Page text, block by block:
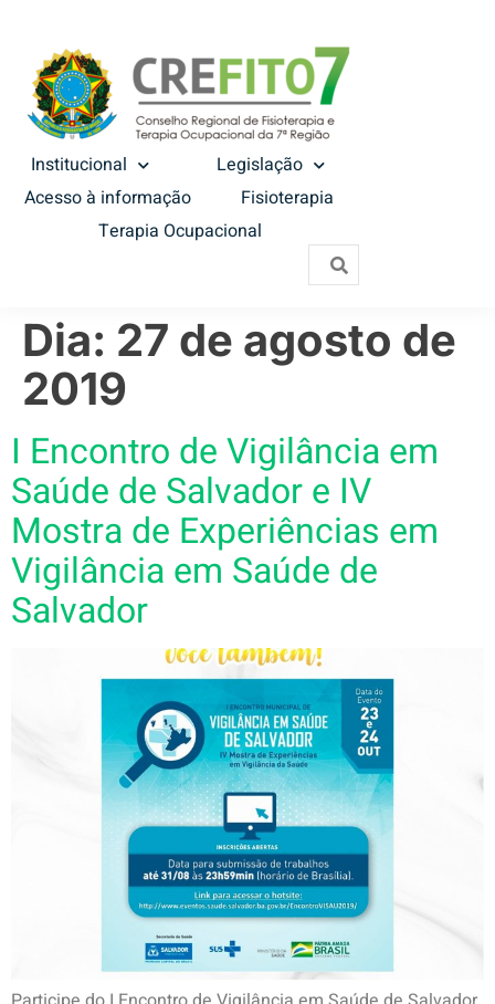
Institucional
Legislação
Acesso à informação
Fisioterapia
Terapia Ocupacional
Dia: 27 de agosto de
2019
I Encontro de Vigilância em
Saúde de Salvador e IV
Mostra de Experiências em
Vigilância em Saúde de
Salvador